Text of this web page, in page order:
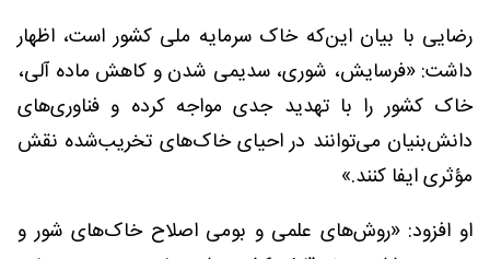
رضایی با بیان این‌که خاک سرمایه ملی کشور است، اظهار
داشت: «فرسایش، شوری، سدیمی شدن و کاهش ماده آلی،
خاک کشور را با تهدید جدی مواجه کرده و فناوری‌های
دانش‌بنیان می‌توانند در احیای خاک‌های تخریب‌شده نقش
مؤثری ایفا کنند.»
او افزود: «روش‌های علمی و بومی اصلاح خاک‌های شور و